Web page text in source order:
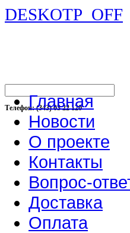
DESKOTP_OFF
Телефон: (343) 03 22 120
Главная
Новости
О проекте
Контакты
Вопрос-
Доставка
Оплата